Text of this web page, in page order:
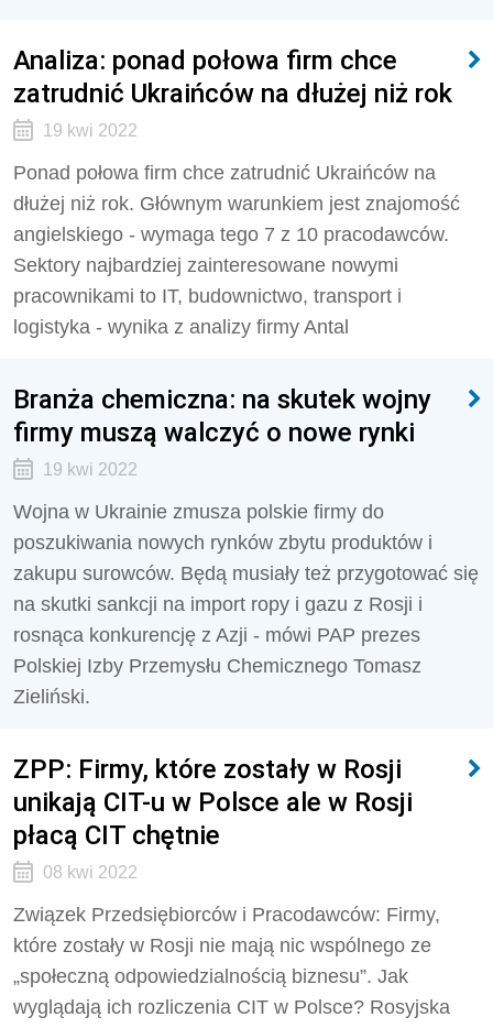
Analiza: ponad połowa firm chce
zatrudnić Ukraińców na dłużej niż rok
19 kwi 2022
Ponad połowa firm chce zatrudnić Ukraińców na
dłużej niż rok. Głównym warunkiem jest znajomość
angielskiego - wymaga tego 7 z 10 pracodawców.
Sektory najbardziej zainteresowane nowymi
pracownikami to IT, budownictwo, transport i
logistyka - wynika z analizy firmy Antal
Branża chemiczna: na skutek wojny
firmy muszą walczyć o nowe rynki
19 kwi 2022
Wojna w Ukrainie zmusza polskie firmy do
poszukiwania nowych rynków zbytu produktów i
zakupu surowców. Będą musiały też przygotować się
na skutki sankcji na import ropy i gazu z Rosji i
rosnąca konkurencję z Azji - mówi PAP prezes
Polskiej Izby Przemysłu Chemicznego Tomasz
Zieliński.
ZPP: Firmy, które zostały w Rosji
unikają CIT-u w Polsce ale w Rosji
płacą CIT chętnie
08 kwi 2022
Związek Przedsiębiorców i Pracodawców: Firmy,
które zostały w Rosji nie mają nic wspólnego ze
„społeczną odpowiedzialnością biznesu”. Jak
wyglądają ich rozliczenia CIT w Polsce? Rosyjska